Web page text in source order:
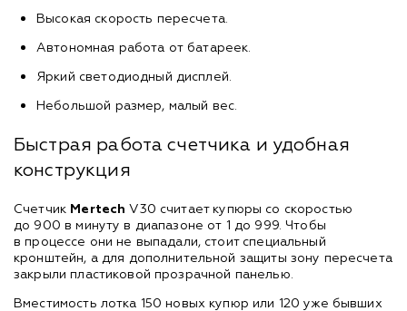
Высокая скорость пересчета.
Автономная работа от батареек.
Яркий светодиодный дисплей.
Небольшой размер, малый вес.
Быстрая работа счетчика и удобная
конструкция
Счетчик MertechV30 считает купюры со скоростью
до 900 в минуту в диапазоне от 1 до 999. Чтобы
в процессе они не выпадали, стоит специальный
кронштейн, а для дополнительной защиты зону пересчета
закрыли пластиковой прозрачной панелью.
Вместимость лотка 150 новых купюр или 120 уже бывших